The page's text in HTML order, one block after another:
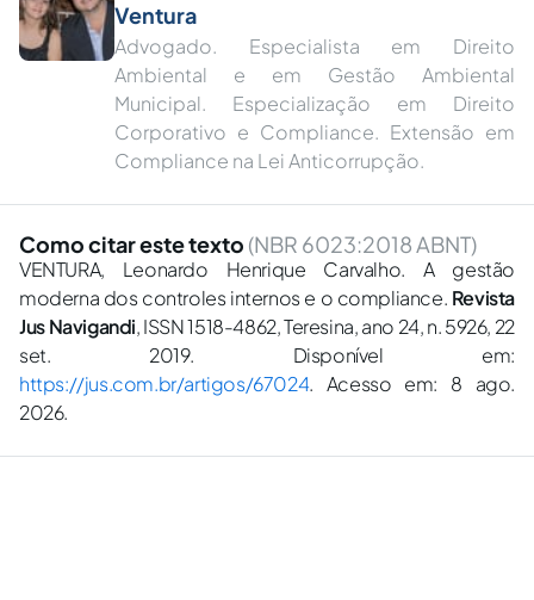
Ventura
Advogado. Especialista em Direito
Ambiental e em Gestão Ambiental
Municipal. Especialização em Direito
Corporativo e Compliance. Extensão em
Compliance na Lei Anticorrupção.
Como citar este texto (NBR 6023:2018 ABNT)
VENTURA, Leonardo Henrique Carvalho. A gestão
moderna dos controles internos e o compliance. Revista
Jus Navigandi, ISSN 1518-4862, Teresina, ano 24, n. 5926, 22
set. 2019. Disponível em:
https://jus.com.br/artigos/67024. Acesso em: 8 ago.
2026.